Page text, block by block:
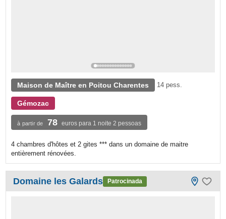
Maison de Maître en Poitou Charentes 14 pess.
Gémozac
à partir de 78 euros para 1 noite 2 pessoas
4 chambres d'hôtes et 2 gites *** dans un domaine de maitre
entièrement rénovées.
Domaine les Galards Patrocinada